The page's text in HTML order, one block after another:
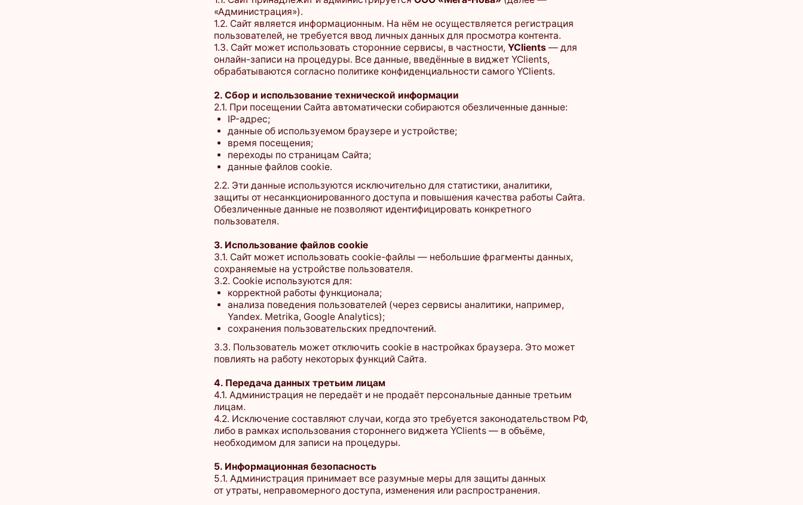
пользователей, не требуется ввод личных данных для просмотра контента.
1.3. Сайт может использовать сторонние сервисы, в частности,
онлайн-записи на процедуры. Все данные, введённые в виджет YClients,
обрабатываются согласно политике конфиденциальности самого YClients.
2. Сбор и использование технической информации
2.1. При посещении Сайта автоматически собираются обезличенные данные:
IP-адрес;
время посещения;
переходы по страницам Сайта;
данные файлов cookie.
2.2. Эти данные используются исключительно для статистики, аналитики,
защиты от несанкционированного доступа и повышения качества работы Сайта.
Обезличенные данные не позволяют идентифицировать конкретного
пользователя.
3. Использование файлов cookie
3.1. Сайт может использовать cookie-файлы — небольшие фрагменты данных,
сохраняемые на устройстве пользователя.
3.2. Cookie используются для:
анализа поведения пользователей (через сервисы аналитики, например,
Yandex. Metrika, Google Analytics);
сохранения пользовательских предпочтений.
3.3. Пользователь может отключить cookie в настройках браузера. Это может
повлиять на работу некоторых функций Сайта.
4. Передача данных третьим лицам
4.1. Администрация не передаёт и не продаёт персональные данные третьим
4.2. Исключение составляют случаи, когда это требуется законодательством РФ,
либо в рамках использования стороннего виджета YClients — в объёме,
необходимом для записи на процедуры.
5. Информационная безопасность
5.1. Администрация принимает все разумные меры для защиты данных
от утраты, неправомерного доступа, изменения или распространения.
6. Права пользователя
Пользователь имеет право:
не предоставлять какие-либо данные через формы;
ограничить использование cookie;
обратиться к администрации по любым вопросам, связанным с обработкой
информации:info@equigene.ru.